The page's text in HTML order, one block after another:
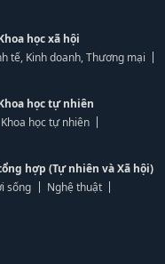
học xã hội
tế, Kinh doanh, Thương mại
học tự nhiên
Khoa học tự nhiên
hợp (Tự nhiên và Xã hội)
sống
Nghệ thuật